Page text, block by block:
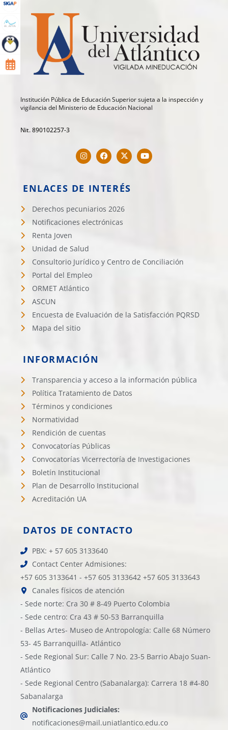
Institución Pública de Educación Superior sujeta a la inspección y
vigilancia del Ministerio de Educación Nacional
Nit. 890102257-3
ENLACES DE INTERÉS
Derechos pecuniarios 2026
Notificaciones electrónicas
Renta Joven
Unidad de Salud
Consultorio Jurídico y Centro de Conciliación
Portal del Empleo
ORMET Atlántico
ASCUN
Encuesta de Evaluación de la Satisfacción PQRSD
Mapa del sitio
INFORMACIÓN
Transparencia y acceso a la información pública
Política Tratamiento de Datos
Términos y condiciones
Normatividad
Rendición de cuentas
Convocatorías Públicas
Convocatorías Vicerrectoría de Investigaciones
Boletín Institucional
Plan de Desarrollo Institucional
Acreditación UA
DATOS DE CONTACTO
PBX: + 57 605 3133640
Contact Center Admisiones:
+57 605 3133641 - +57 605 3133642 +57 605 3133643
Canales físicos de atención
- Sede norte: Cra 30 # 8-49 Puerto Colombia
- Sede centro: Cra 43 # 50-53 Barranquilla
- Bellas Artes- Museo de Antropología: Calle 68 Número
53- 45 Barranquilla- Atlántico
- Sede Regional Sur: Calle 7 No. 23-5 Barrio Abajo Suan-
Atlántico
- Sede Regional Centro (Sabanalarga): Carrera 18 #4-80
Sabanalarga
Notificaciones Judiciales:
notificaciones@mail.uniatlantico.edu.co